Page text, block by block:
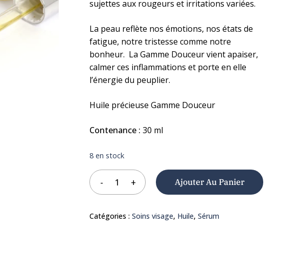
sujettes aux rougeurs et irritations variées.
La peau reflète nos émotions, nos états de
fatigue, notre tristesse comme notre
bonheur. La Gamme Douceur vient apaiser,
calmer ces inflammations et porte en elle
l’énergie du peuplier.
Huile précieuse Gamme Douceur
Contenance : 30 ml
8 en stock
Ajouter Au Panier
Catégories : Soins visage, Huile, Sérum